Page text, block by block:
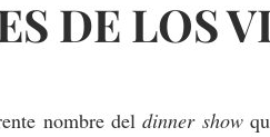
DE LOS
nombre del dinner show